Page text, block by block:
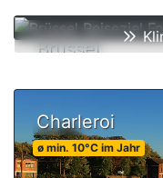
Brüssel
Charleroi
ø min. 10°C im Jahr